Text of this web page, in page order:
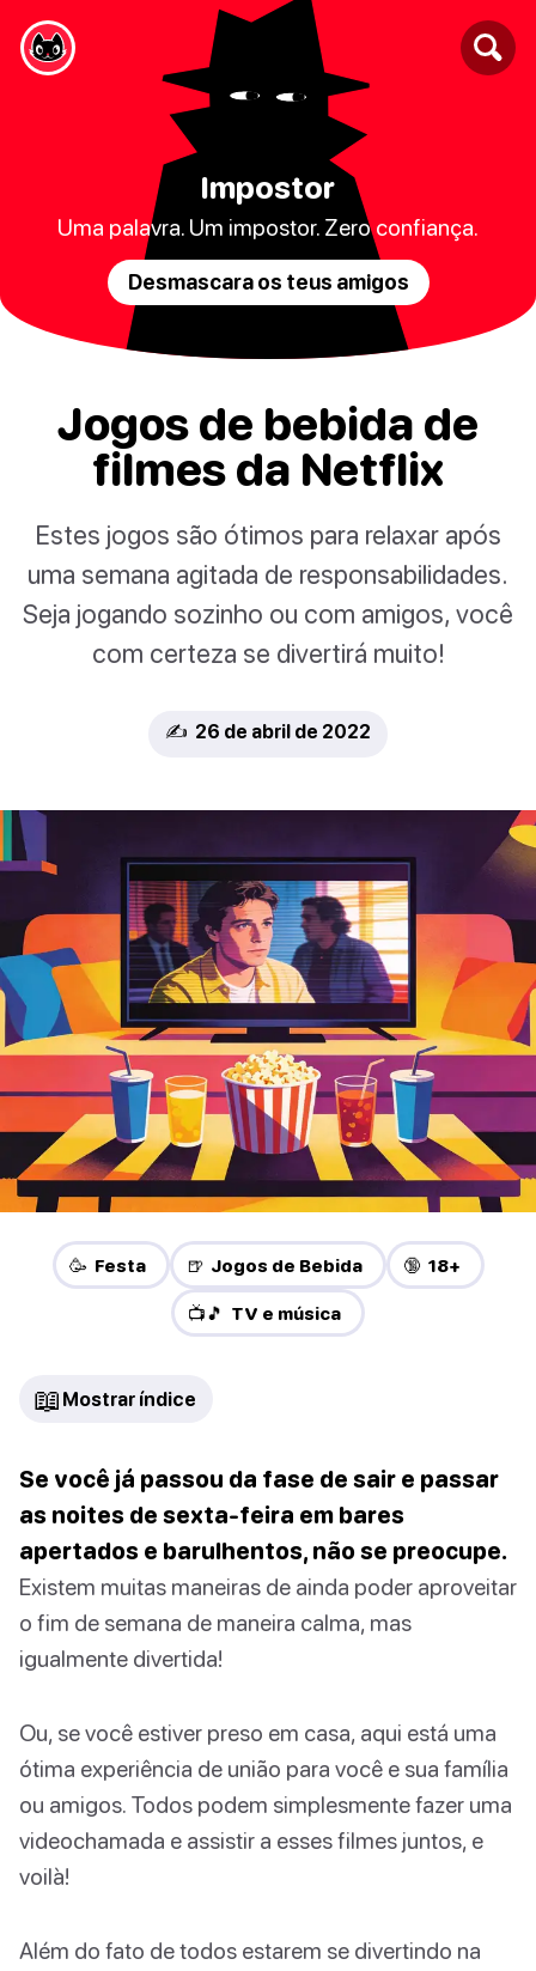
Impostor
Uma palavra. Um impostor. Zero confiança.
Desmascara os teus amigos
Jogos de bebida de
filmes da Netflix
Estes jogos são ótimos para relaxar após
uma semana agitada de responsabilidades.
Seja jogando sozinho ou com amigos, você
com certeza se divertirá muito!
✍️ 26 de abril de 2022
🥳 Festa 🍺 Jogos de Bebida 🔞 18+
📺🎵 TV e música
📖 Mostrar índice
Se você já passou da fase de sair e passar
as noites de sexta-feira em bares
apertados e barulhentos, não se preocupe.
Existem muitas maneiras de ainda poder aproveitar
o fim de semana de maneira calma, mas
igualmente divertida!
Ou, se você estiver preso em casa, aqui está uma
ótima experiência de união para você e sua família
ou amigos. Todos podem simplesmente fazer uma
videochamada e assistir a esses filmes juntos, e
voilà!
Além do fato de todos estarem se divertindo na